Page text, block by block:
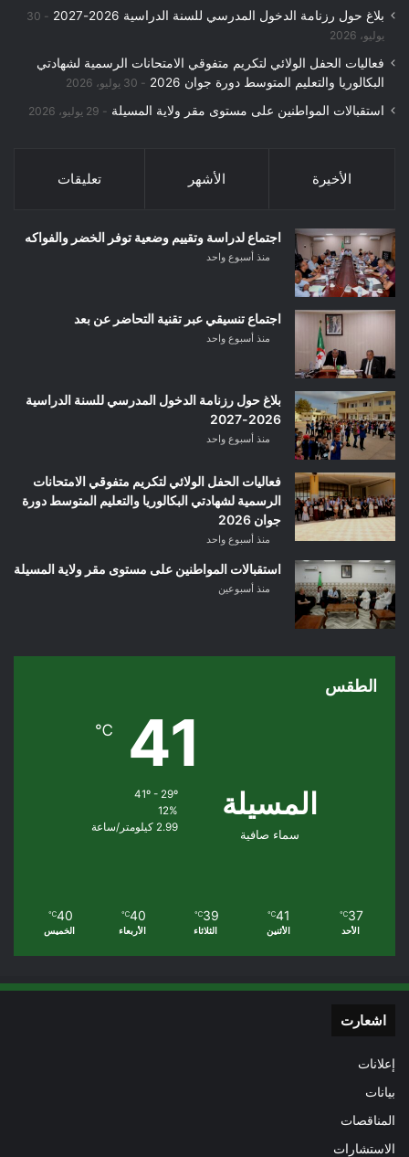
بلاغ حول رزنامة الدخول المدرسي للسنة الدراسية 2026-2027
30
يوليو، 2026
فعاليات الحفل الولائي لتكريم متفوقي الامتحانات الرسمية لشهادتي
البكالوريا والتعليم المتوسط دورة جوان 2026
30 يوليو، 2026
استقبالات المواطنين على مستوى مقر ولاية المسيلة 29 يوليو، 2026
الأخيرة الأشهر تعليقات
اجتماع لدراسة وتقييم وضعية توفر الخضر والفواكه
منذ أسبوع واحد
اجتماع تنسيقي عبر تقنية التحاضر عن بعد
منذ أسبوع واحد
بلاغ حول رزنامة الدخول المدرسي للسنة الدراسية
2026-2027
منذ أسبوع واحد
فعاليات الحفل الولائي لتكريم متفوقي الامتحانات
الرسمية لشهادتي البكالوريا والتعليم المتوسط دورة
جوان 2026
منذ أسبوع واحد
استقبالات المواطنين على مستوى مقر ولاية المسيلة
منذ أسبوعين
الطقس
المسيلة
سماء صافية
41
℃
12%
2.99 كيلومتر/ساعة
37
℃
الأحد
41
℃
الأثنين
39
℃
الثلاثاء
40
℃
الأربعاء
40
℃
الخميس
اشعارت
إعلانات
بيانات
المناقصات
الاستشارات